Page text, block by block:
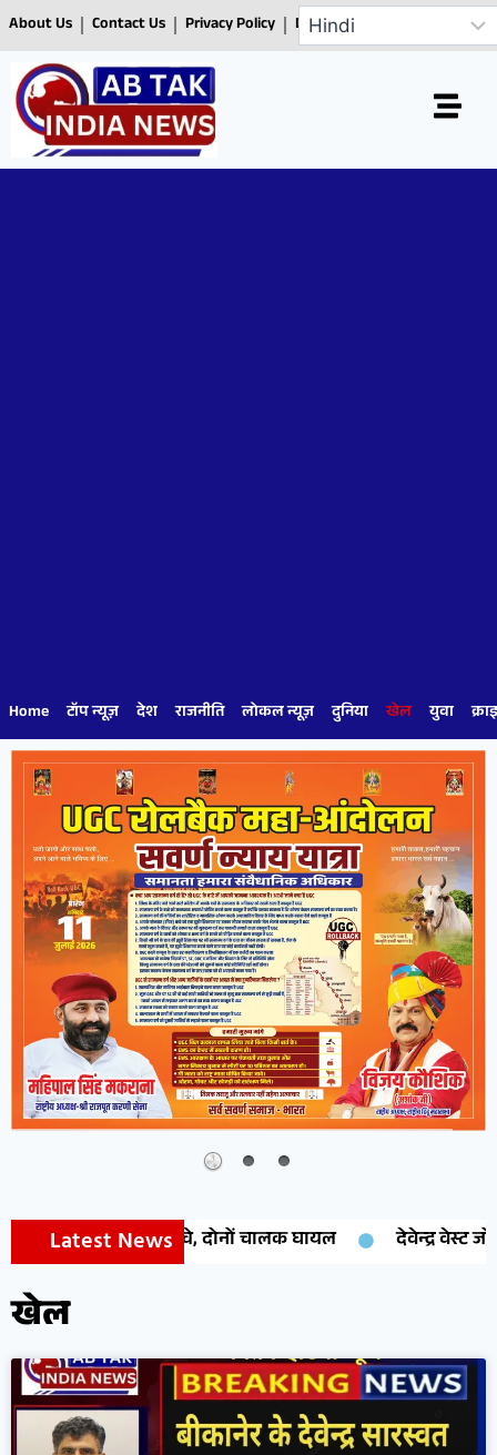
About Us Contact Us Privacy Policy Disclaimer
Home टॉप न्यूज़ देश राजनीति लोकल न्यूज़ दुनिया खेल युवा
Latest News
दोनों चालक घायल देवेन्द्र वेस्ट जोन प्रेसीडेंट
खेल